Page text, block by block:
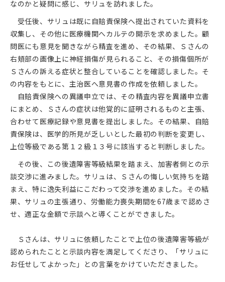
なのかと疑問に感じ、サリュを訪れました。
受任後、サリュは既に自賠責保険へ提出されていた資料を
収集し、その他に医療機関へカルテの開示を求めました。顧
問医にも意見を聞きながら精査を進め、その結果、Ｓさんの
右頬部の画像上に神経損傷が見られること、その損傷個所が
Ｓさんの訴える症状と整合していることを確認しました。そ
の内容をもとに、主治医へ意見書の作成を依頼しました。
自賠責保険への異議申立では、その精査内容を異議申立書
にまとめ、Ｓさんの症状は他覚的に証明されるものと主張、
合わせて医療記録や意見書を提出しました。その結果、自賠
責保険は、医学的所見が乏しいとした最初の判断を変更し、
上位等級である第１２級１３号に該当すると判断しました。
その後、この後遺障害等級結果を踏まえ、加害者側との示
談交渉に進みました。サリュは、Ｓさんの悔しい気持ちを踏
まえ、特に逸失利益にこだわって交渉を進めました。その結
果、サリュの主張通り、労働能力喪失期間を67歳まで認めさ
せ、適正な金額で示談へと導くことができました。
Ｓさんは、サリュに依頼したことで上位の後遺障害等級が
認められたことと示談内容を満足してくださり、「サリュに
お任せしてよかった」との言葉をかけていただきました。